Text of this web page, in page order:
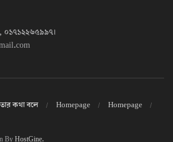
কথা বলে Homepage
Homepage
ByHostGine.